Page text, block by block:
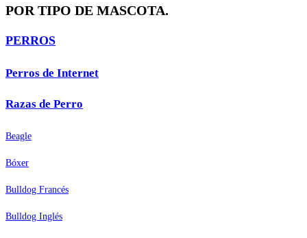
POR TIPO DE MASCOTA.
PERROS
Perros de Internet
Razas de Perro
Beagle
Bóxer
Bulldog Francés
Bulldog Inglés